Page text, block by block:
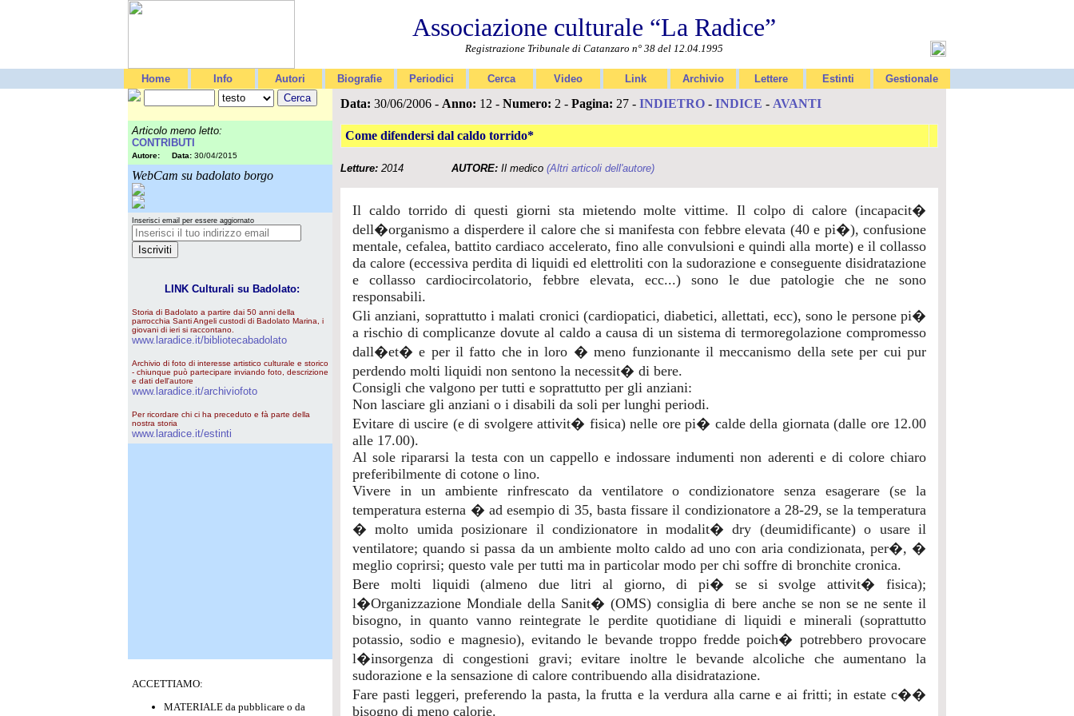
Associazione culturale “La Radice”
Registrazione Tribunale di Catanzaro n° 38 del 12.04.1995
Home Info Autori Biografie Periodici Cerca Video Link Archivio Lettere Estinti Gestionale
Articolo meno letto:
CONTRIBUTI
Autore: Data: 30/04/2015
WebCam su badolato borgo
Inserisci email per essere aggiornato
LINK Culturali su Badolato:
Storia di Badolato a partire dai 50 anni della
parrocchia Santi Angeli custodi di Badolato Marina, i
giovani di ieri si raccontano.
www.laradice.it/bibliotecabadolato
Archivio di foto di interesse artistico culturale e storico
- chiunque può partecipare inviando foto, descrizione
e dati dell'autore
www.laradice.it/archiviofoto
Per ricordare chi ci ha preceduto e fà parte della
nostra storia
www.laradice.it/estinti
ACCETTIAMO:
MATERIALE da pubblicare o da
Data: 30/06/2006 - Anno: 12 - Numero: 2 - Pagina: 27 - INDIETRO - INDICE - AVANTI
Come difendersi dal caldo torrido*
Letture: 2014 AUTORE: Il medico (Altri articoli dell'autore)
Il caldo torrido di questi giorni sta mietendo molte vittime. Il colpo di calore (incapacit�
dell�organismo a disperdere il calore che si manifesta con febbre elevata (40 e pi�), confusione
mentale, cefalea, battito cardiaco accelerato, fino alle convulsioni e quindi alla morte) e il collasso
da calore (eccessiva perdita di liquidi ed elettroliti con la sudorazione e conseguente disidratazione
e collasso cardiocircolatorio, febbre elevata, ecc...) sono le due patologie che ne sono
responsabili.
Gli anziani, soprattutto i malati cronici (cardiopatici, diabetici, allettati, ecc), sono le persone pi�
a rischio di complicanze dovute al caldo a causa di un sistema di termoregolazione compromesso
dall�et� e per il fatto che in loro � meno funzionante il meccanismo della sete per cui pur
perdendo molti liquidi non sentono la necessit� di bere.
Consigli che valgono per tutti e soprattutto per gli anziani:
Non lasciare gli anziani o i disabili da soli per lunghi periodi.
Evitare di uscire (e di svolgere attivit� fisica) nelle ore pi� calde della giornata (dalle ore 12.00
alle 17.00).
Al sole ripararsi la testa con un cappello e indossare indumenti non aderenti e di colore chiaro
preferibilmente di cotone o lino.
Vivere in un ambiente rinfrescato da ventilatore o condizionatore senza esagerare (se la
temperatura esterna � ad esempio di 35, basta fissare il condizionatore a 28-29, se la temperatura
� molto umida posizionare il condizionatore in modalit� dry (deumidificante) o usare il
ventilatore; quando si passa da un ambiente molto caldo ad uno con aria condizionata, per�, �
meglio coprirsi; questo vale per tutti ma in particolar modo per chi soffre di bronchite cronica.
Bere molti liquidi (almeno due litri al giorno, di pi� se si svolge attivit� fisica);
l�Organizzazione Mondiale della Sanit� (OMS) consiglia di bere anche se non se ne sente il
bisogno, in quanto vanno reintegrate le perdite quotidiane di liquidi e minerali (soprattutto
potassio, sodio e magnesio), evitando le bevande troppo fredde poich� potrebbero provocare
l�insorgenza di congestioni gravi; evitare inoltre le bevande alcoliche che aumentano la
sudorazione e la sensazione di calore contribuendo alla disidratazione.
Fare pasti leggeri, preferendo la pasta, la frutta e la verdura alla carne e ai fritti; in estate c��
bisogno di meno calorie.